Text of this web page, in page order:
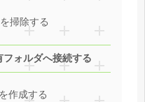
掃除する
ォルダへ接続する
作成する